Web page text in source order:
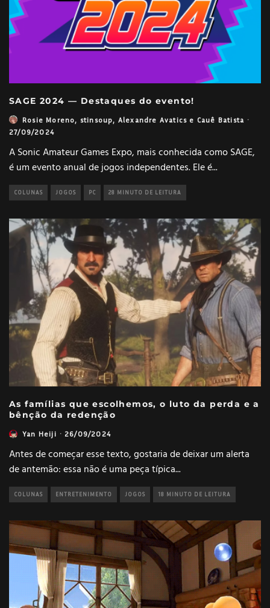
SAGE 2024 — Destaques do evento!
Rosie Moreno, stinsoup, Alexandre Avatics e Cauê Batista ·
27/09/2024
A Sonic Amateur Games Expo, mais conhecida como SAGE,
é um evento anual de jogos independentes. Ele é...
COLUNAS JOGOS PC 28 MINUTO DE LEITURA
As famílias que escolhemos, o luto da perda e a
bênção da redenção
Yan Heiji · 26/09/2024
Antes de começar esse texto, gostaria de deixar um alerta
de antemão: essa não é uma peça típica...
COLUNAS ENTRETENIMENTO JOGOS 18 MINUTO DE LEITURA